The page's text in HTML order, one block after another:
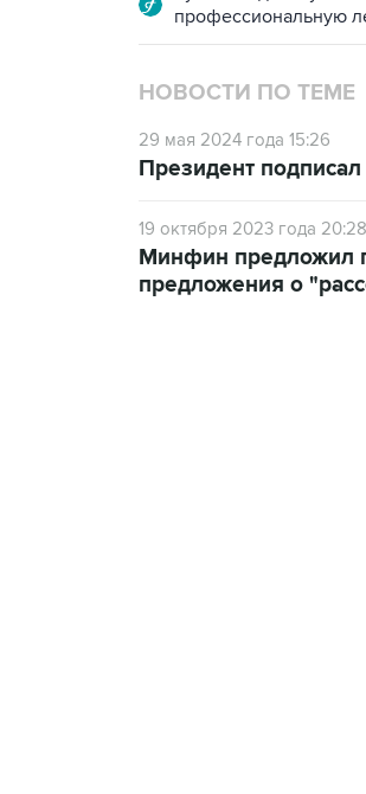
профессиональную
НОВОСТИ ПО ТЕМЕ
29 мая 2024 года 15:26
Президент
19 октября 2023 года 20:28
Минфин предложил
предложения о